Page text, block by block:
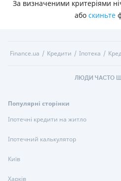
За визначеними критеріями
або скиньте
Finance.ua Кредити Іпотека
ЛЮДИ ЧАСТО
Популярні сторінки
Іпотечні кредити на житло
Іпотечний калькулятор
Київ
Харків